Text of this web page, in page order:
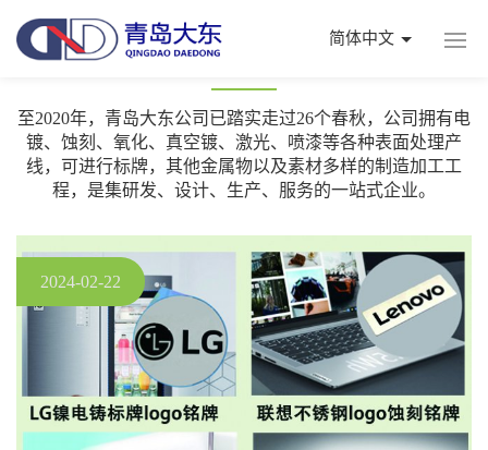
简体中文
新闻资讯
至2020年，青岛大东公司已踏实走过26个春秋，公司拥有电
镀、蚀刻、氧化、真空镀、激光、喷漆等各种表面处理产
线，可进行标牌，其他金属物以及素材多样的制造加工工
程，是集研发、设计、生产、服务的一站式企业。
2024-02-22